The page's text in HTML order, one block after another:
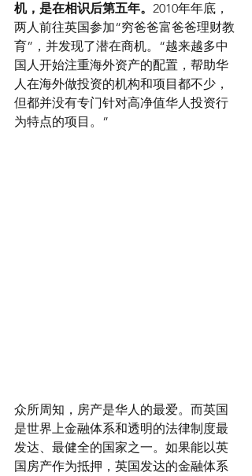
机，是在相识后第五年。 2010年年底，
两人前往英国参加“穷爸爸富爸爸理财教
育”，并发现了潜在商机。“越来越多中
国人开始注重海外资产的配置，帮助华
人在海外做投资的机构和项目都不少，
但都并没有专门针对高净值华人投资行
为特点的项目。”
众所周知，房产是华人的最爱。而英国
是世界上金融体系和透明的法律制度最
发达、最健全的国家之一。如果能以英
国房产作为抵押，英国发达的金融体系